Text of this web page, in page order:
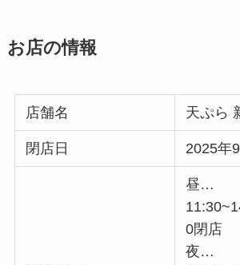
お店の情報
店舗名 天ぷら
閉店日 2025年
昼…
0閉店
夜…